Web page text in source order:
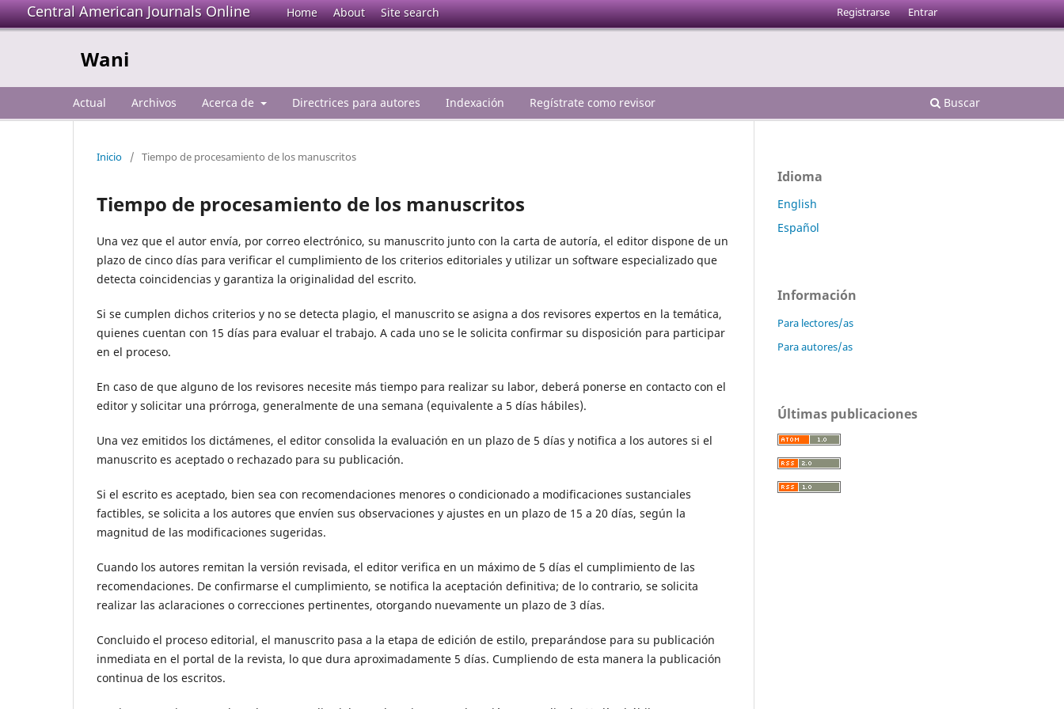
Central American Journals Online Home About Site search
Wani
Actual Archivos Acerca de Directrices para autores Indexación Regístrate como revisor Buscar
Registrarse Entrar
Inicio / Tiempo de procesamiento de los manuscritos
Tiempo de procesamiento de los manuscritos
Una vez que el autor envía, por correo electrónico, su manuscrito junto con la carta de autoría, el editor dispone de un
plazo de cinco días para verificar el cumplimiento de los criterios editoriales y utilizar un software especializado que
detecta coincidencias y garantiza la originalidad del escrito.
Si se cumplen dichos criterios y no se detecta plagio, el manuscrito se asigna a dos revisores expertos en la temática,
quienes cuentan con 15 días para evaluar el trabajo. A cada uno se le solicita confirmar su disposición para participar
en el proceso.
En caso de que alguno de los revisores necesite más tiempo para realizar su labor, deberá ponerse en contacto con el
editor y solicitar una prórroga, generalmente de una semana (equivalente a 5 días hábiles).
Una vez emitidos los dictámenes, el editor consolida la evaluación en un plazo de 5 días y notifica a los autores si el
manuscrito es aceptado o rechazado para su publicación.
Si el escrito es aceptado, bien sea con recomendaciones menores o condicionado a modificaciones sustanciales
factibles, se solicita a los autores que envíen sus observaciones y ajustes en un plazo de 15 a 20 días, según la
magnitud de las modificaciones sugeridas.
Cuando los autores remitan la versión revisada, el editor verifica en un máximo de 5 días el cumplimiento de las
recomendaciones. De confirmarse el cumplimiento, se notifica la aceptación definitiva; de lo contrario, se solicita
realizar las aclaraciones o correcciones pertinentes, otorgando nuevamente un plazo de 3 días.
Concluido el proceso editorial, el manuscrito pasa a la etapa de edición de estilo, preparándose para su publicación
inmediata en el portal de la revista, lo que dura aproximadamente 5 días. Cumpliendo de esta manera la publicación
continua de los escritos.
Idioma
English
Español
Información
Para lectores/as
Para autores/as
Últimas publicaciones